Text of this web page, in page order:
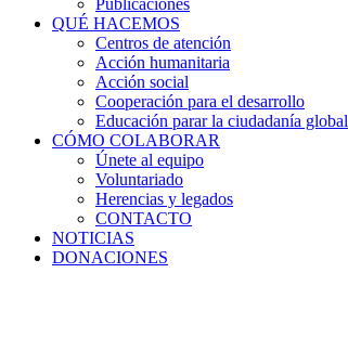
Publicaciones
QUÉ HACEMOS
Centros de atención
Acción humanitaria
Acción social
Cooperación para el desarrollo
Educación parar la ciudadanía global
CÓMO COLABORAR
Únete al equipo
Voluntariado
Herencias y legados
CONTACTO
NOTICIAS
DONACIONES